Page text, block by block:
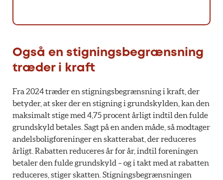
Også en stigningsbegrænsning
træder i kraft
Fra 2024 træder en stigningsbegrænsning i kraft, der
betyder, at sker der en stigning i grundskylden, kan den
maksimalt stige med 4,75 procent årligt indtil den fulde
grundskyld betales. Sagt på en anden måde, så modtager
andelsboligforeninger en skatterabat, der reduceres
årligt. Rabatten reduceres år for år, indtil foreningen
betaler den fulde grundskyld – og i takt med at rabatten
reduceres, stiger skatten. Stigningsbegrænsningen